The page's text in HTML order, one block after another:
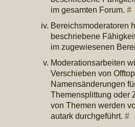
im gesamten Forum. #
Bereichsmoderatoren
beschriebene
im zugewiesenen
Moderationsarbeiten
Verschieben von
Namensänderungen
Themensplittung oder
von Themen werden
autark durchgeführt. #